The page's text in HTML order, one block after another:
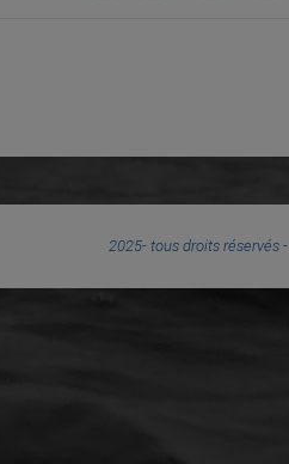
2025- tous droits réservés -